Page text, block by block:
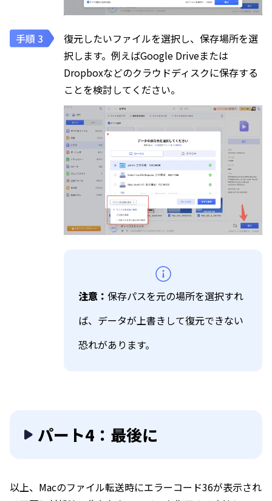
復元したいファイルを選択し、保存場所を選
択します。例えばGoogle Driveまたは
Dropboxなどのクラウドディスクに保存する
ことを検討してください。
注意： 保存パスを元の場所を選択すれ
ば、データが上書きして復元できない
恐れがあります。
パート4：最後に
以上、Macのファイル転送時にエラーコード36が表示され